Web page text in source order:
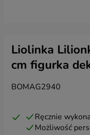
Liolinka
cm figurka
BOMAG2940
Ręcznie
Możliwość